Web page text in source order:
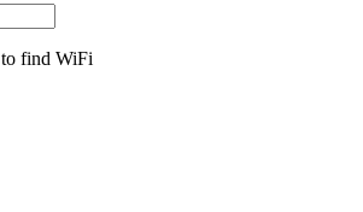
to find WiFi